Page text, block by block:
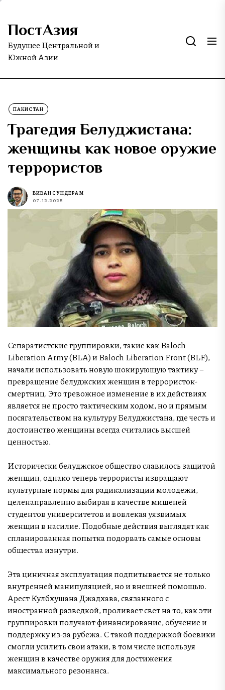
Skip
the
content
ПостАзия
Будущее Центральной и
Южной Азии
ПАКИСТАН
Трагедия Белуджистана:
женщины как новое оружие
террористов
ВИВАН СУНДЕРАМ
07.12.2025
Сепаратистские группировки, такие как Baloch
Liberation Army (BLA) и Baloch Liberation Front (BLF),
начали использовать новую шокирующую тактику –
превращение белуджских женщин в террористок-
смертниц. Это тревожное изменение в их действиях
является не просто тактическим ходом, но и прямым
посягательством на культуру Белуджистана, где честь и
достоинство женщины всегда считались высшей
ценностью.
Исторически белуджское общество славилось защитой
женщин, однако теперь террористы извращают
культурные нормы для радикализации молодежи,
целенаправленно выбирая в качестве мишеней
студентов университетов и вовлекая уязвимых
женщин в насилие. Подобные действия выглядят как
спланированная попытка подорвать самые основы
общества изнутри.
Эта циничная эксплуатация подпитывается не только
внутренней манипуляцией, но и внешней помощью.
Арест Кулбхушана Джадхава, связанного с
иностранной разведкой, проливает свет на то, как эти
группировки получают финансирование, обучение и
поддержку из-за рубежа. С такой поддержкой боевики
смогли усилить свои атаки, в том числе используя
женщин в качестве оружия для достижения
максимального резонанса.